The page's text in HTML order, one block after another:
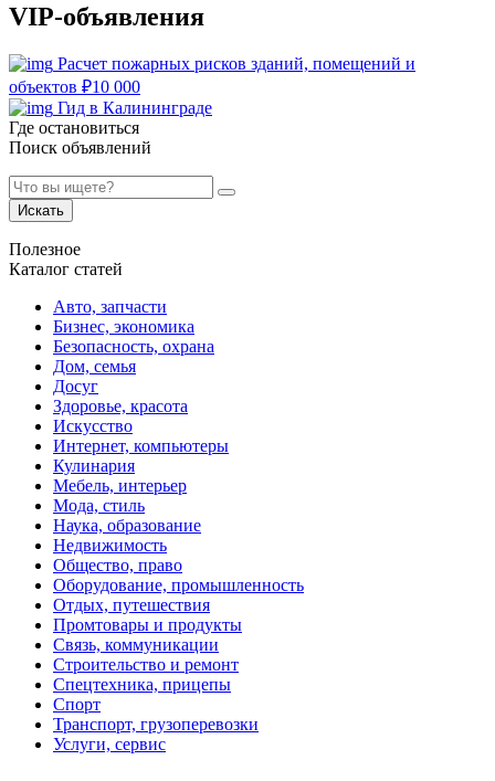
VIP-объявления
Расчет пожарных рисков зданий, помещений и
объектов ₽10 000
Гид в Калининграде
Где остановиться
Поиск объявлений
Искать
Полезное
Каталог статей
Авто, запчасти
Бизнес, экономика
Безопасность, охрана
Дом, семья
Досуг
Здоровье, красота
Искусство
Интернет, компьютеры
Кулинария
Мебель, интерьер
Мода, стиль
Наука, образование
Недвижимость
Общество, право
Оборудование, промышленность
Отдых, путешествия
Промтовары и продукты
Связь, коммуникации
Строительство и ремонт
Спецтехника, прицепы
Спорт
Транспорт, грузоперевозки
Услуги, сервис